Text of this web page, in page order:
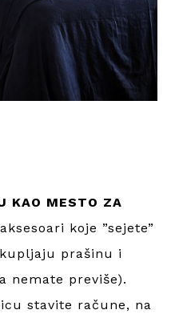
KAO MESTO ZA
koje ”sejete”
prašinu i
nemate previše).
stavite račune, na